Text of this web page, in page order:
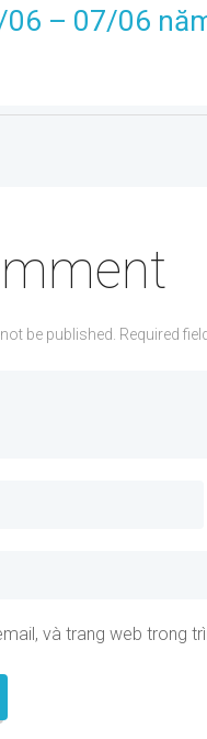
06 – 07/06
be published. Required
và trang web trong